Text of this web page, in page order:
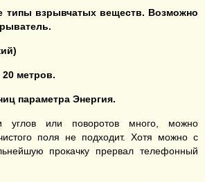
типы взрывчатых веществ. Возможно
20 метров.
параметра Энергия.
углов или поворотов много, можно
поля не подходит. Хотя можно с
прокачку прервал телефонный